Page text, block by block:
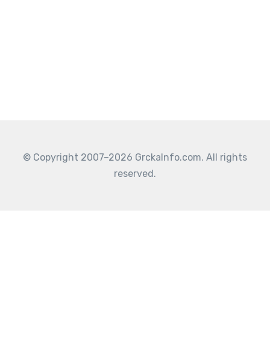
© Copyright 2007–2026 GrckaInfo.com. All rights
reserved.